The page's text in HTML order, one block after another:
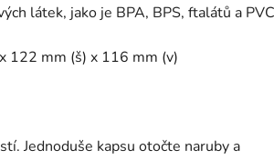
látek, jako je BPA, BPS, ftalátů a
122 mm (š) x 116 mm (v)
Jednoduše kapsu otočte naruby a